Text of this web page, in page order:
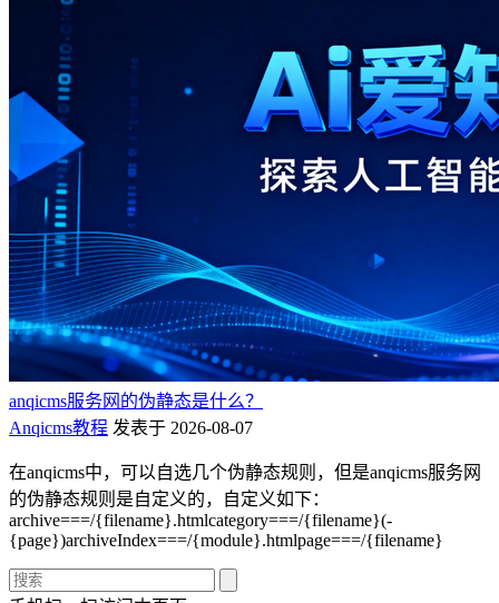
anqicms服务网的伪静态是什么？
Anqicms教程 发表于 2026-08-07
在anqicms中，可以自选几个伪静态规则，但是anqicms服务网
的伪静态规则是自定义的，自定义如下：
archive===/{filename}.htmlcategory===/{filename}(-
{page})archiveIndex===/{module}.htmlpage===/{filename}